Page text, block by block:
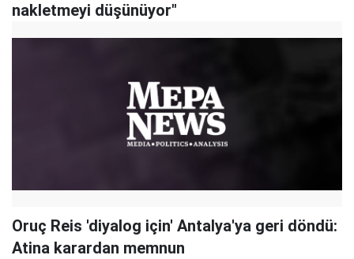
nakletmeyi düşünüyor"
Oruç Reis 'diyalog için' Antalya'ya geri döndü:
Atina karardan memnun